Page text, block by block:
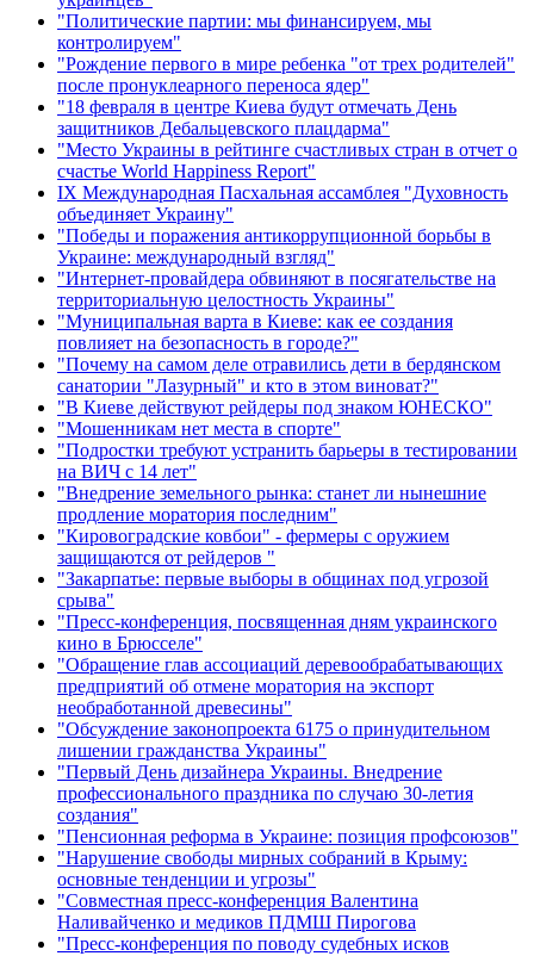
"Политические партии: мы финансируем, мы
контролируем"
"Рождение первого в мире ребенка "от трех родителей"
после пронуклеарного переноса ядер"
"18 февраля в центре Киева будут отмечать День
защитников Дебальцевского плацдарма"
"Место Украины в рейтинге счастливых стран в отчет о
счастье World Happiness Report"
ІХ Международная Пасхальная ассамблея "Духовность
объединяет Украину"
"Победы и поражения антикоррупционной борьбы в
Украине: международный взгляд"
"Интернет-провайдера обвиняют в посягательстве на
территориальную целостность Украины"
"Муниципальная варта в Киеве: как ее создания
повлияет на безопасность в городе?"
"Почему на самом деле отравились дети в бердянском
санатории "Лазурный" и кто в этом виноват?"
"В Киеве действуют рейдеры под знаком ЮНЕСКО"
"Мошенникам нет места в спорте"
"Подростки требуют устранить барьеры в тестировании
на ВИЧ с 14 лет"
"Внедрение земельного рынка: станет ли нынешние
продление моратория последним"
"Кировоградские ковбои" - фермеры с оружием
защищаются от рейдеров "
"Закарпатье: первые выборы в общинах под угрозой
срыва"
"Пресс-конференция, посвященная дням украинского
кино в Брюсселе"
"Обращение глав ассоциаций деревообрабатывающих
предприятий об отмене моратория на экспорт
необработанной древесины"
"Обсуждение законопроекта 6175 о принудительном
лишении гражданства Украины"
"Первый День дизайнера Украины. Внедрение
профессионального праздника по случаю 30-летия
создания"
"Пенсионная реформа в Украине: позиция профсоюзов"
"Нарушение свободы мирных собраний в Крыму:
основные тенденции и угрозы"
"Совместная пресс-конференция Валентина
Наливайченко и медиков ПДМШ Пирогова
"Пресс-конференция по поводу судебных исков